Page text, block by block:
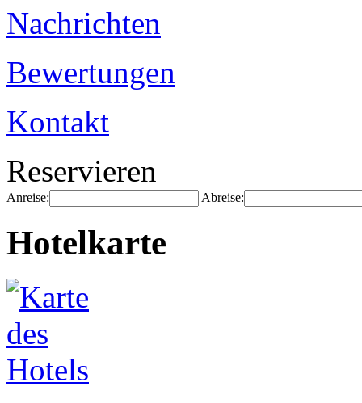
Nachrichten
Bewertungen
Kontakt
Reservieren
Anreise: Abreise:
Hotelkarte